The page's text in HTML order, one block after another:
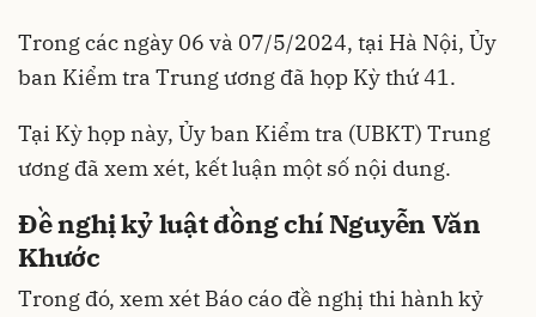
Trong các ngày 06 và 07/5/2024, tại Hà Nội, Ủy
ban Kiểm tra Trung ương đã họp Kỳ thứ 41.
Tại Kỳ họp này, Ủy ban Kiểm tra (UBKT) Trung
ương đã xem xét, kết luận một số nội dung.
Đề nghị kỷ luật đồng chí Nguyễn Văn
Khước
Trong đó, xem xét Báo cáo đề nghị thi hành kỷ